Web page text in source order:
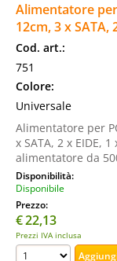
Alimentatore per
12cm, 3 x SATA,
Cod. art.:
751
Colore:
Universale
Alimentatore per
x SATA, 2 x EIDE, 1
alimentatore da
Disponibilità:
Disponibile
Prezzo:
€22,13
Prezzi IVA inclusa